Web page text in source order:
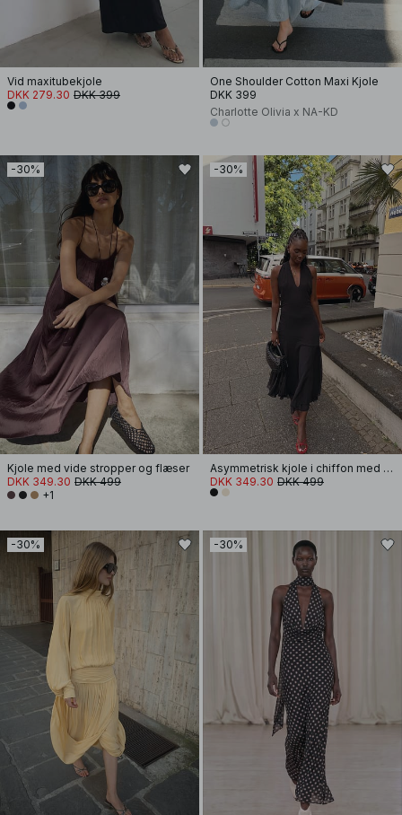
Vid maxitubekjole
DKK 279.30 DKK 399
One Shoulder Cotton Maxi Kjole
DKK 399
Charlotte Olivia x NA-KD
-30%
Kjole med vide stropper og flæser
DKK 349.30 DKK 499
+1
-30%
Asymmetrisk kjole i chiffon med halterneck
DKK 349.30 DKK 499
-30% -30%